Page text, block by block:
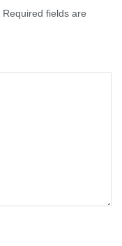
Required fields are